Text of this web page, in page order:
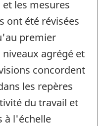
les mesures
ont été révisées
premier
agrégé et
concordent
les repères
du travail et
à l'échelle